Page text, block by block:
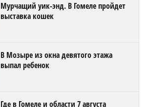
Мурчащий уик-энд. В Гомеле пройдет
выставка кошек
В Мозыре из окна девятого этажа
выпал ребенок
Где в Гомеле и области 7 августа